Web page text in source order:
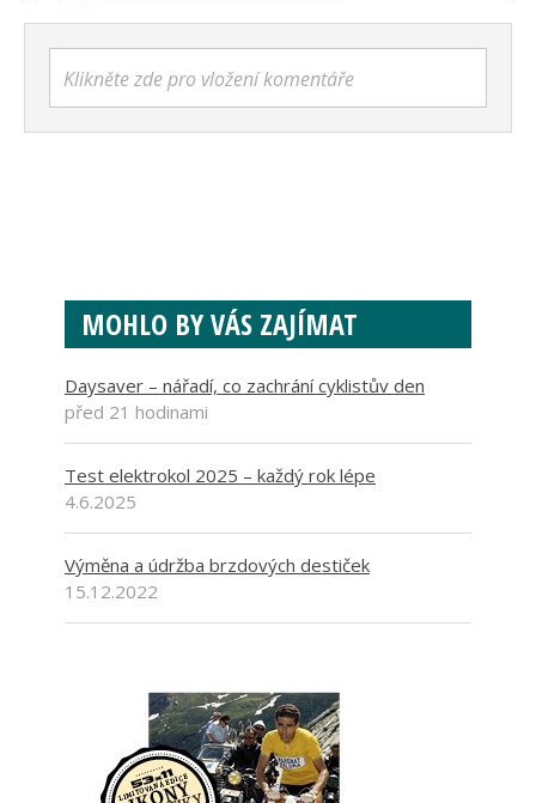
Klikněte zde pro vložení komentáře
MOHLO BY VÁS ZAJÍMAT
Daysaver – nářadí, co zachrání cyklistův den
před 21 hodinami
Test elektrokol 2025 – každý rok lépe
4.6.2025
Výměna a údržba brzdových destiček
15.12.2022